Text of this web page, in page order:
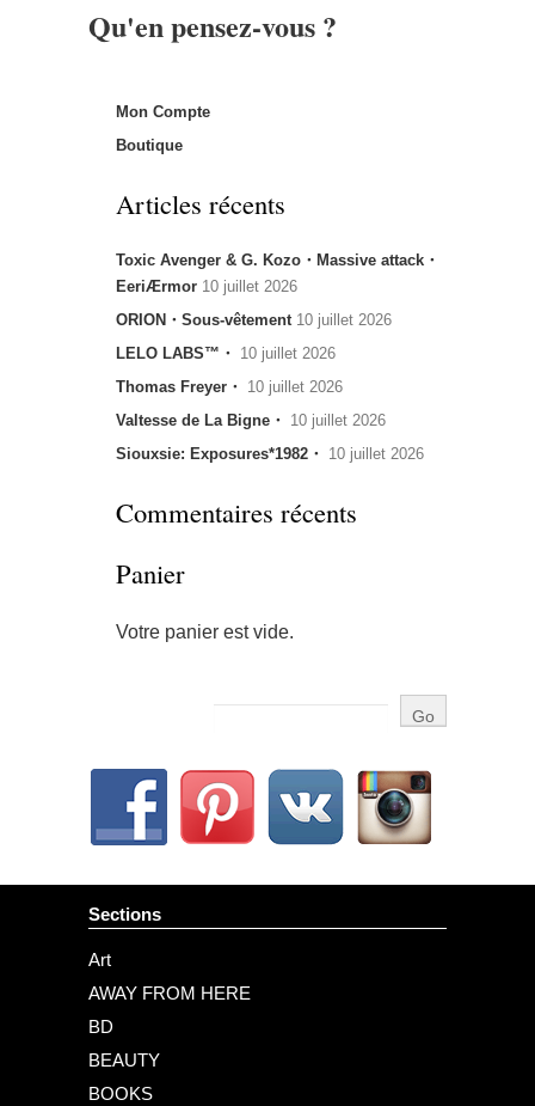
Qu'en pensez-vous ?
Mon Compte
Boutique
Articles récents
Toxic Avenger & G. Kozo・Massive attack・
EeriÆrmor 10 juillet 2026
ORION・Sous-vêtement 10 juillet 2026
LELO LABS™・ 10 juillet 2026
Thomas Freyer・ 10 juillet 2026
Valtesse de La Bigne・ 10 juillet 2026
Siouxsie: Exposures*1982・ 10 juillet 2026
Commentaires récents
Panier
Votre panier est vide.
Sections
Art
AWAY FROM HERE
BD
BEAUTY
BOOKS